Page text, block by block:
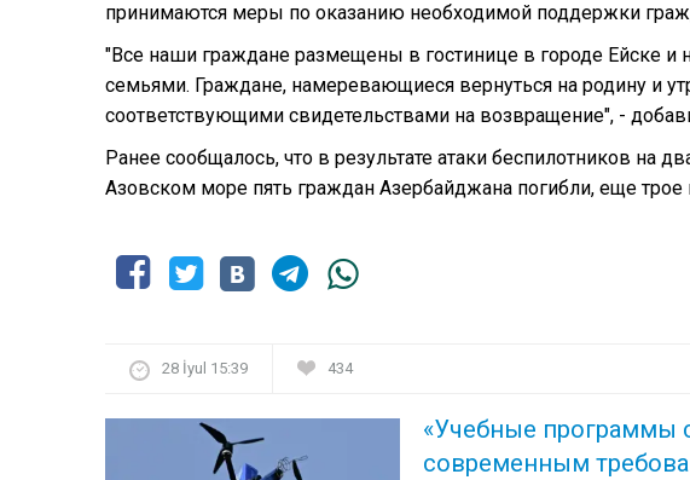
принимаются меры по оказанию необходимой поддержки
"Все наши граждане размещены в гостинице в городе Ейске и
семьями. Граждане, намеревающиеся вернуться на родину и
соответствующими свидетельствами на возвращение", -
Ранее сообщалось, что в результате атаки беспилотников на
Азовском море пять граждан Азербайджана погибли, еще трое
28 İyul 15:39 434
«Учебные программы
современным